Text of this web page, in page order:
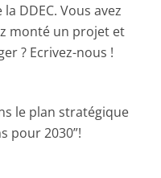
DDEC. Vous avez
monté un projet et
? Ecrivez-nous !
le plan stratégique
pour 2030”!